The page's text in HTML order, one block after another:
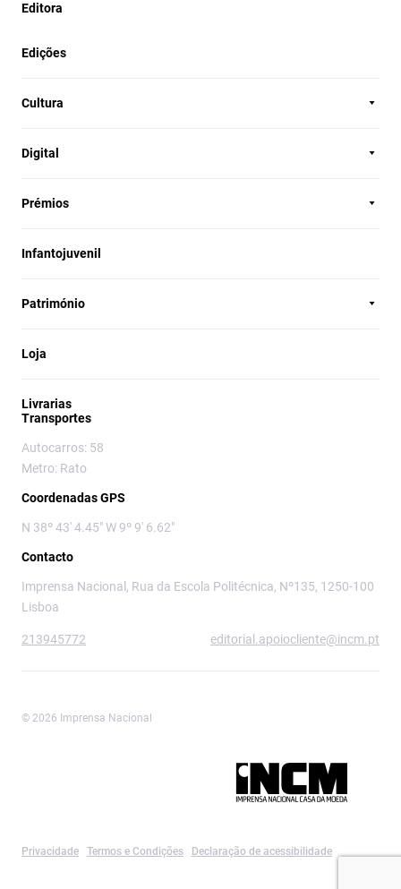
Editora
Edições
Cultura
Digital
Prémios
Infantojuvenil
Património
Loja
Livrarias
Transportes
Autocarros: 58
Metro: Rato
Coordenadas GPS
N 38º 43' 4.45" W 9º 9' 6.62"
Contacto
Imprensa Nacional, Rua da Escola Politécnica, Nº135, 1250-100
Lisboa
213945772 editorial.apoiocliente@incm.pt
© 2026 Imprensa Nacional
Privacidade Termos e Condições Declaração de acessibilidade